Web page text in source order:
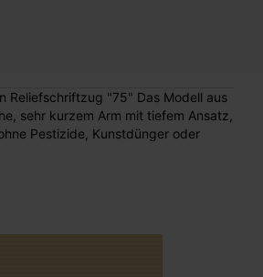
Reliefschriftzug "75" Das Modell aus
sehr kurzem Arm mit tiefem Ansatz,
Pestizide, Kunstdünger oder